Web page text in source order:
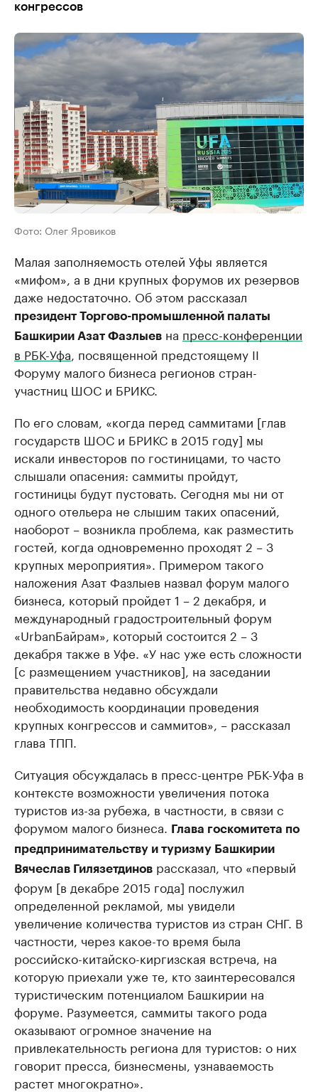
конгрессов
Фото: Олег Яровиков
Малая заполняемость отелей Уфы является
«мифом», а в дни крупных форумов их резервов
даже недостаточно. Об этом рассказал
президент Торгово-промышленной палаты
Башкирии Азат Фазлыев на пресс-конференции
в РБК-Уфа , посвященной предстоящему II
Форуму малого бизнеса регионов стран-
участниц ШОС и БРИКС.
По его словам, «когда перед саммитами [глав
государств ШОС и БРИКС в 2015 году] мы
искали инвесторов по гостиницами, то часто
слышали опасения: саммиты пройдут,
гостиницы будут пустовать. Сегодня мы ни от
одного отельера не слышим таких опасений,
наоборот – возникла проблема, как разместить
гостей, когда одновременно проходят 2 – 3
крупных мероприятия». Примером такого
наложения Азат Фазлыев назвал форум малого
бизнеса, который пройдет 1 – 2 декабря, и
международный градостроительный форум
«UrbanБайрам», который состоится 2 – 3
декабря также в Уфе. «У нас уже есть сложности
[с размещением участников], на заседании
правительства недавно обсуждали
необходимость координации проведения
крупных конгрессов и саммитов», – рассказал
глава ТПП.
Ситуация обсуждалась в пресс-центре РБК-Уфа в
контексте возможности увеличения потока
туристов из-за рубежа, в частности, в связи с
форумом малого бизнеса.
Глава госкомитета по
предпринимательству и туризму Башкирии
Вячеслав Гилязетдинов рассказал, что «первый
форум [в декабре 2015 года] послужил
определенной рекламой, мы увидели
увеличение количества туристов из стран СНГ. В
частности, через какое-то время была
российско-китайско-киргизская встреча, на
которую приехали уже те, кто заинтересовался
туристическим потенциалом Башкирии на
форуме. Разумеется, саммиты такого рода
оказывают огромное значение на
привлекательность региона для туристов: о них
говорит пресса, бизнесмены, узнаваемость
растет многократно».